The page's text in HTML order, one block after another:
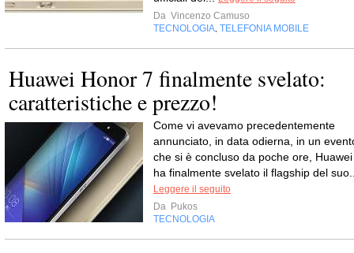
Da Vincenzo Camuso
TECNOLOGIA TELEFONIA MOBILE
Huawei Honor 7 finalmente svelato:
caratteristiche e prezzo!
Come vi avevamo precedentemente
annunciato, in data odierna, in un
che si è concluso da poche ore, Huawei
ha finalmente svelato il flagship del
Leggere il seguito
Da Pukos
TECNOLOGIA